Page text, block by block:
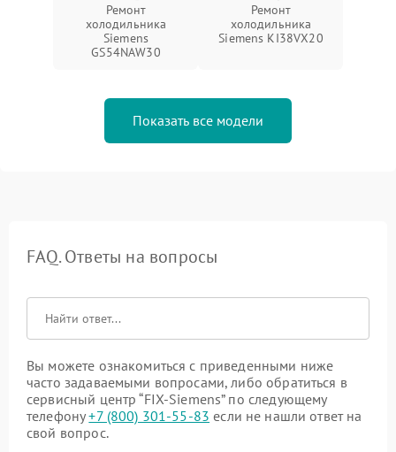
Ремонт
холодильника
Siemens
GS54NAW30
Ремонт
холодильника
Siemens KI38VX20
Показать все модели
FAQ. Ответы на вопросы
Вы можете ознакомиться с приведенными ниже
часто задаваемыми вопросами, либо обратиться в
сервисный центр “FIX-Siemens” по следующему
телефону+7 (800) 301-55-83 если не нашли ответ на
свой вопрос.